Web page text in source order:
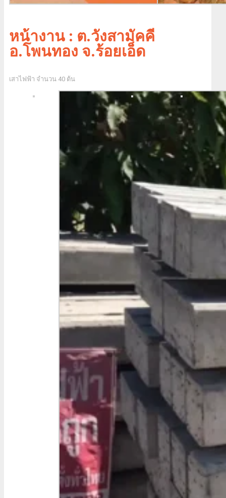
หน้างาน : ต.วังสามัคคี
อ.โพนทอง จ.ร้อยเอ็ด
เสาไฟฟ้า จำนวน 40 ต้น